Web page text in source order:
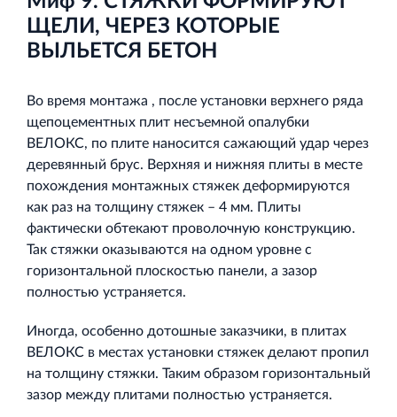
ЩЕЛИ, ЧЕРЕЗ КОТОРЫЕ
ВЫЛЬЕТСЯ БЕТОН
Во время монтажа , после установки верхнего ряда
щепоцементных плит несъемной опалубки
ВЕЛОКС, по плите наносится сажающий удар через
деревянный брус. Верхняя и нижняя плиты в месте
похождения монтажных стяжек деформируются
как раз на толщину стяжек – 4 мм. Плиты
фактически обтекают проволочную конструкцию.
Так стяжки оказываются на одном уровне с
горизонтальной плоскостью панели, а зазор
полностью устраняется.
Иногда, особенно дотошные заказчики, в плитах
ВЕЛОКС в местах установки стяжек делают пропил
на толщину стяжки. Таким образом горизонтальный
зазор между плитами полностью устраняется.